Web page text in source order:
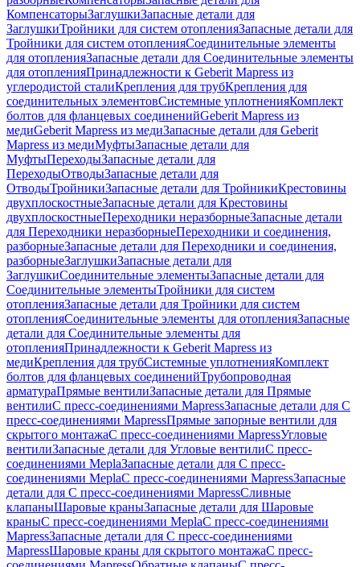
КомпенсаторыЗаглушкиЗапасные детали для
ЗаглушкиТройники для систем отопленияЗапасные детали для
Тройники для систем отопленияСоединительные элементы
для отопленияЗапасные детали для Соединительные элементы
для отопленияПринадлежности к Geberit Mapress из
углеродистой сталиКрепления для трубКрепления для
соединительных элементовСистемные уплотненияКомплект
болтов для фланцевых соединенийGeberit Mapress из
медиGeberit Mapress из медиЗапасные детали для Geberit
Mapress из медиМуфтыЗапасные детали для
МуфтыПереходыЗапасные детали для
ПереходыОтводыЗапасные детали для
ОтводыТройникиЗапасные детали для ТройникиКрестовины
двухплоскостныеЗапасные детали для Крестовины
двухплоскостныеПереходники неразборныеЗапасные детали
для Переходники неразборныеПереходники и соединения,
разборныеЗапасные детали для Переходники и соединения,
разборныеЗаглушкиЗапасные детали для
ЗаглушкиСоединительные элементыЗапасные детали для
Соединительные элементыТройники для систем
отопленияЗапасные детали для Тройники для систем
отопленияСоединительные элементы для отопленияЗапасные
детали для Соединительные элементы для
отопленияПринадлежности к Geberit Mapress из
медиКрепления для трубСистемные уплотненияКомплект
болтов для фланцевых соединенийТрубопроводная
арматураПрямые вентилиЗапасные детали для Прямые
вентилиС пресс-соединениями MapressЗапасные детали для С
пресс-соединениями MapressПрямые запорные вентили для
скрытого монтажаС пресс-соединениями MapressУгловые
вентилиЗапасные детали для Угловые вентилиС пресс-
соединениями MeplaЗапасные детали для С пресс-
соединениями MeplaС пресс-соединениями MapressЗапасные
детали для С пресс-соединениями MapressСливные
клапаныШаровые краныЗапасные детали для Шаровые
краныС пресс-соединениями MeplaС пресс-соединениями
MapressЗапасные детали для С пресс-соединениями
MapressШаровые краны для скрытого монтажаС пресс-